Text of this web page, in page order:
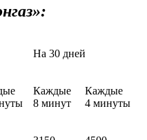
На 30 дней
Каждые
8 минут
Каждые
4 минуты